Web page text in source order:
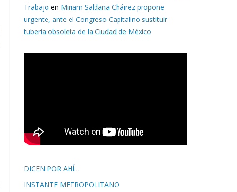
Trabajo en Miriam Saldaña Cháirez propone
urgente, ante el Congreso Capitalino sustituir
tubería obsoleta de la Ciudad de México
DICEN POR AHÍ…
INSTANTE METROPOLITANO